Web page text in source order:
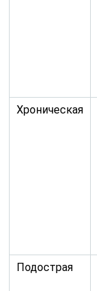
Хроническая
Подострая